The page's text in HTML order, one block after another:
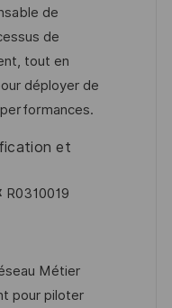
g
o
r
i
e
de
de
tout en
déployer de
et
R0310019
Métier
pour piloter